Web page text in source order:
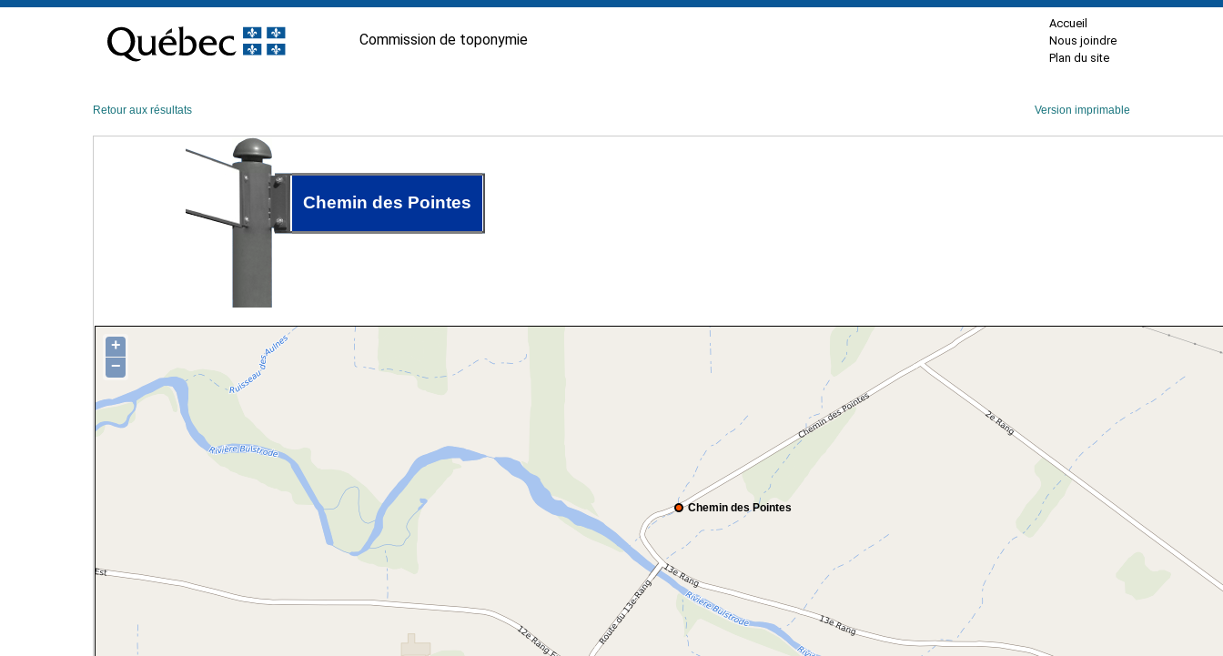
contenu
Commission de toponymie
Accueil
Nous joindre
Plan du site
Retour aux résultats Version imprimable
Chemin des Pointes
Chemin des Pointes
+
−